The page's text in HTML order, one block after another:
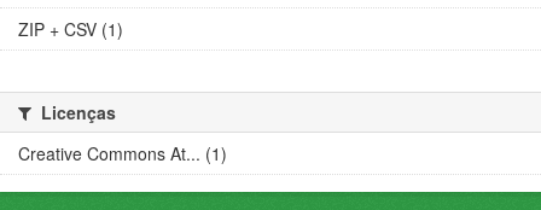
ZIP + CSV (1)
Licenças
Creative Commons At... (1)